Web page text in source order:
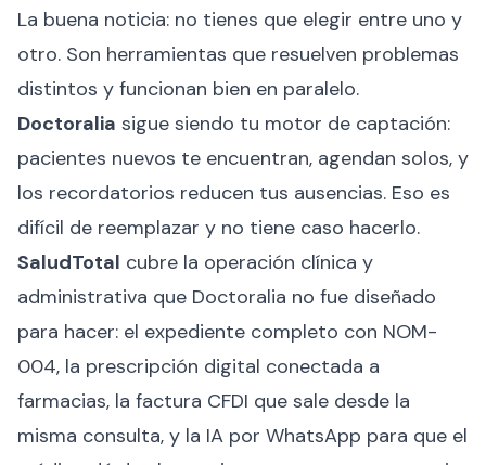
La buena noticia: no tienes que elegir entre uno y
otro. Son herramientas que resuelven problemas
distintos y funcionan bien en paralelo.
Doctoralia sigue siendo tu motor de captación:
pacientes nuevos te encuentran, agendan solos, y
los recordatorios reducen tus ausencias. Eso es
difícil de reemplazar y no tiene caso hacerlo.
SaludTotal cubre la operación clínica y
administrativa que Doctoralia no fue diseñado
para hacer: el expediente completo con NOM-
004, la prescripción digital conectada a
farmacias, la factura CFDI que sale desde la
misma consulta, y la IA por WhatsApp para que el